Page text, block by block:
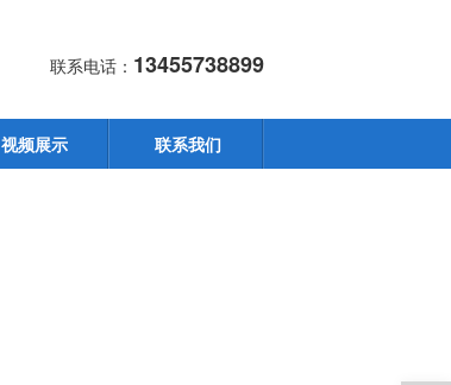
联系电话： 13455738899
视频展示 联系我们